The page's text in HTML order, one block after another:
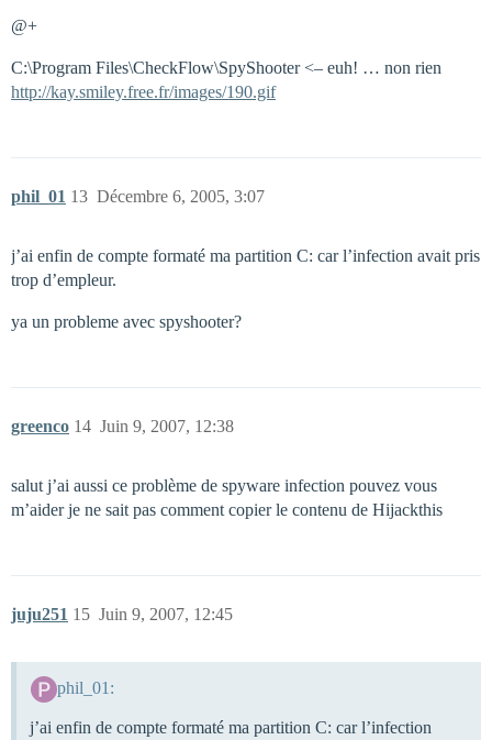
@+
C:\Program Files\CheckFlow\SpyShooter <– euh! … non rien
http://kay.smiley.free.fr/images/190.gif
phil_01 Décembre 6, 2005, 3:07
13
j’ai enfin de compte formaté ma partition C: car l’infection avait pris
trop d’empleur.
ya un probleme avec spyshooter?
greenco Juin 9, 2007, 12:38
14
salut j’ai aussi ce problème de spyware infection pouvez vous
m’aider je ne sait pas comment copier le contenu de Hijackthis
juju251 Juin 9, 2007, 12:45
15
phil_01:
j’ai enfin de compte formaté ma partition C: car l’infection